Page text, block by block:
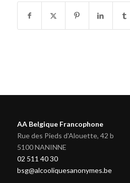
AA Belgique Francophone
Rue des Pieds d'Alouette, 42 b
5100 NANINNE
02 511 40 30
bsg@alcooliquesanonymes.be